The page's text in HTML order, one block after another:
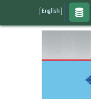
[English]